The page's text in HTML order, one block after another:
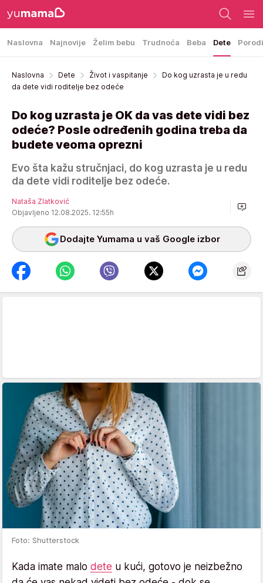
Naslovna Najnovije Želim bebu Trudnoća Beba Dete
Naslovna Dete Život i vaspitanje
Do kog uzrasta je u redu
da dete vidi roditelje bez odeće
Do kog uzrasta je OK da vas dete vidi bez
odeće? Posle određenih godina treba da
budete veoma oprezni
Evo šta kažu stručnjaci, do kog uzrasta je u redu
da dete vidi roditelje bez odeće.
Nataša Zlatković
Objavljeno 12.08.2025. 12:55h
Dodajte Yumama u vaš Google izbor
Foto: Shutterstock
Kada imate malo dete u kući, gotovo je neizbežno